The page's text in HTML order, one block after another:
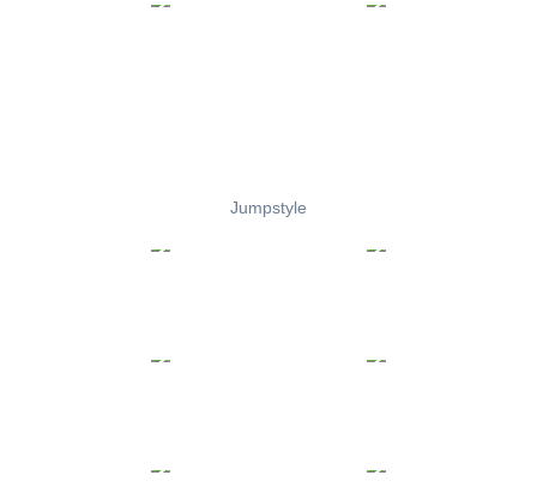
Jumpstyle